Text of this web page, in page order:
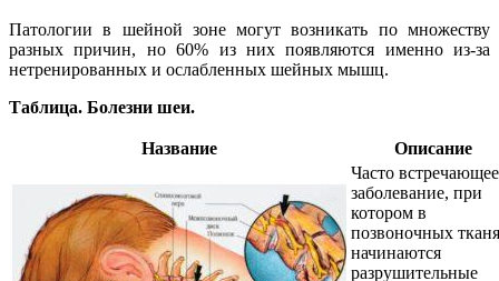
Патологии в шейной зоне могут возникать по множеству
разных причин, но 60% из них появляются именно из-за
нетренированных и ослабленных шейных мышц.
Таблица. Болезни шеи.
Название Описание
Часто
заболевание, при
котором в
позвоночных
начинаются
разрушительные